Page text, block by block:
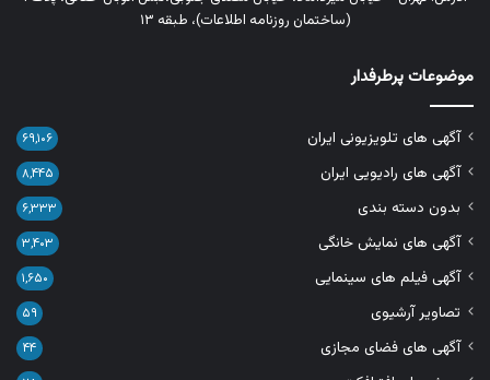
(ساختمان روزنامه اطلاعات)، طبقه ۱۳
موضوعات پرطرفدار
آگهی های تلویزیونی ایران ۶۹,۱۰۶
آگهی های رادیویی ایران ۸,۴۴۵
بدون دسته بندی ۶,۳۳۳
آگهی های نمایش خانگی ۳,۴۰۳
آگهی فیلم های سینمایی ۱,۶۵۰
تصاویر آرشیوی ۵۹
آگهی های فضای مجازی ۴۴